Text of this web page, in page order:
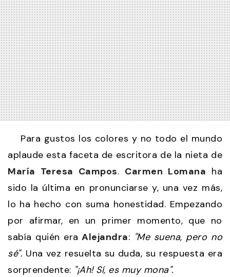
Para gustos los colores y no todo el mundo
aplaude esta faceta de escritora de la nieta de
María Teresa Campos. Carmen Lomana ha
sido la última en pronunciarse y, una vez más,
lo ha hecho con suma honestidad. Empezando
por afirmar, en un primer momento, que no
sabía quién era Alejandra: "Me suena, pero no
sé". Una vez resuelta su duda, su respuesta era
sorprendente: "¡Ah! Sí, es muy mona".